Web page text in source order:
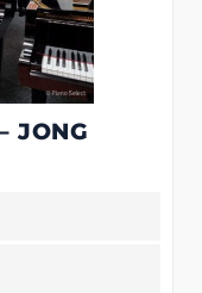
JONG